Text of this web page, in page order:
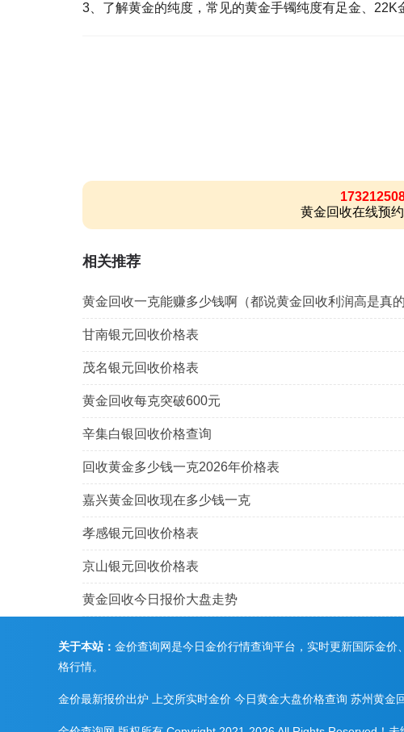
3、了解黄金的纯度，常见的黄金手镯纯度有足金、22K
黄金回收在线预
相关推荐
黄金回收一克能赚多少钱啊（都说黄金回收利润高是真的
甘南银元回收价格表
茂名银元回收价格表
黄金回收每克突破600元
辛集白银回收价格查询
回收黄金多少钱一克2026年价格表
嘉兴黄金回收现在多少钱一克
孝感银元回收价格表
京山银元回收价格表
黄金回收今日报价大盘走势
关于本站： 金价查询网是今日金价行情查询平台，实时更新国际金
格行情。
金价最新报价出炉 上交所实时金价 今日黄金大盘价格查询 苏州黄金